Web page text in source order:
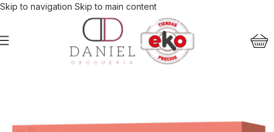
Skip to navigation Skip to main content